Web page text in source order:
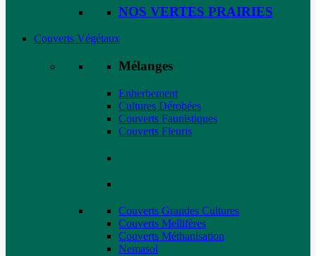
NOS VERTES PRAIRIES
Couverts Végétaux
Mélanges
Enherbement
Cultures Dérobées
Couverts Faunistiques
Couverts Fleuris
Couverts Grandes Cultures
Couverts Mellifères
Couverts Méthanisation
Nemasol